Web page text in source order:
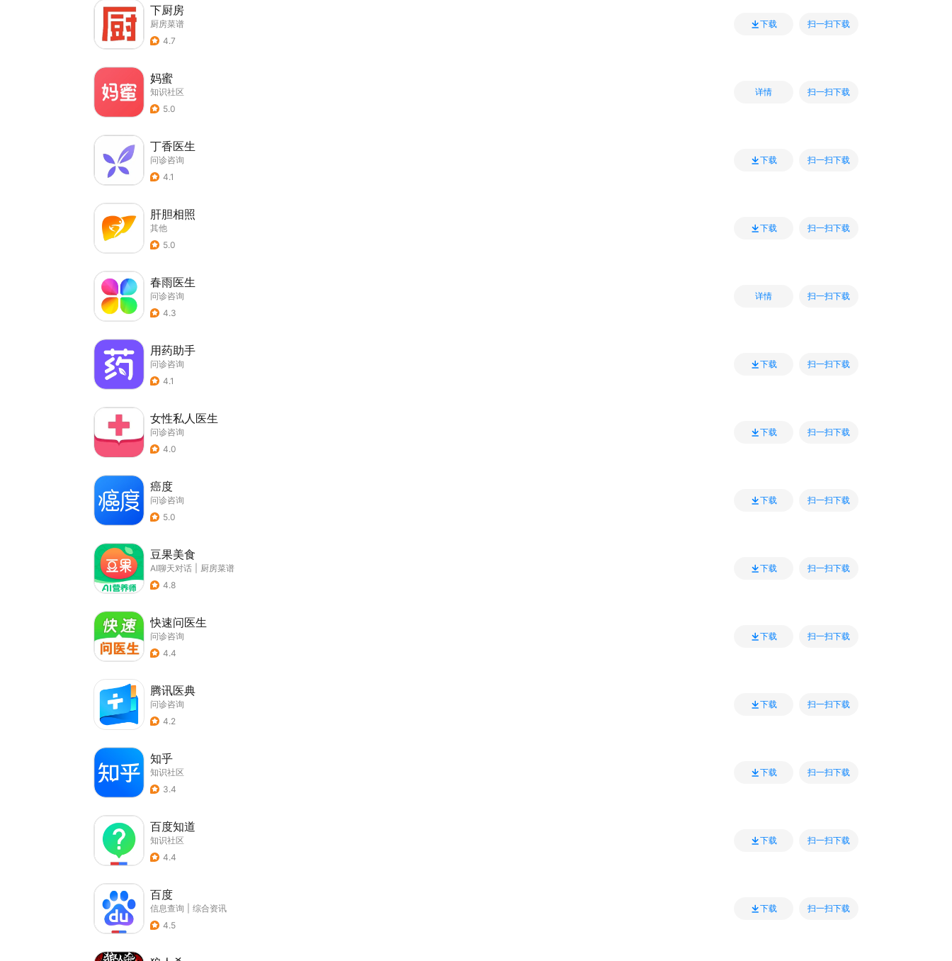
下厨房
厨房菜谱
4.7
下载 扫一扫下载
妈蜜
知识社区
5.0
详情 扫一扫下载
丁香医生
问诊咨询
4.1
下载 扫一扫下载
肝胆相照
其他
5.0
下载 扫一扫下载
春雨医生
问诊咨询
4.3
详情 扫一扫下载
用药助手
问诊咨询
4.1
下载 扫一扫下载
女性私人医生
问诊咨询
4.0
下载 扫一扫下载
癌度
问诊咨询
5.0
下载 扫一扫下载
豆果美食
AI聊天对话
厨房菜谱
4.8
下载 扫一扫下载
快速问医生
问诊咨询
4.4
下载 扫一扫下载
腾讯医典
问诊咨询
4.2
下载 扫一扫下载
知乎
知识社区
3.4
下载 扫一扫下载
百度知道
知识社区
4.4
下载 扫一扫下载
百度
信息查询
综合资讯
4.5
下载 扫一扫下载